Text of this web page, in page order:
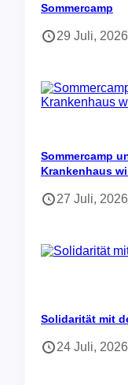
Sommercamp
29 Juli, 2026
Sommercamp
Krankenhaus
27 Juli, 2026
Solidarität mit
24 Juli, 2026